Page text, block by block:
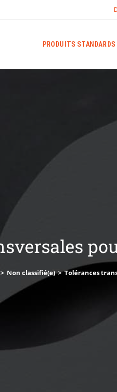
PRODUITS STANDARDS
> Non classifié(e) > Tolérances